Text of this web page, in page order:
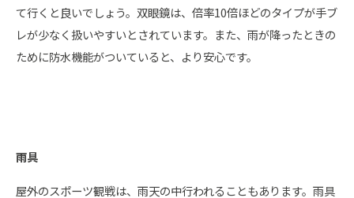
て行くと良いでしょう。双眼鏡は、倍率10倍ほどのタイプが手ブ
レが少なく扱いやすいとされています。また、雨が降ったときの
ために防水機能がついていると、より安心です。
雨具
屋外のスポーツ観戦は、雨天の中行われることもあります。雨具